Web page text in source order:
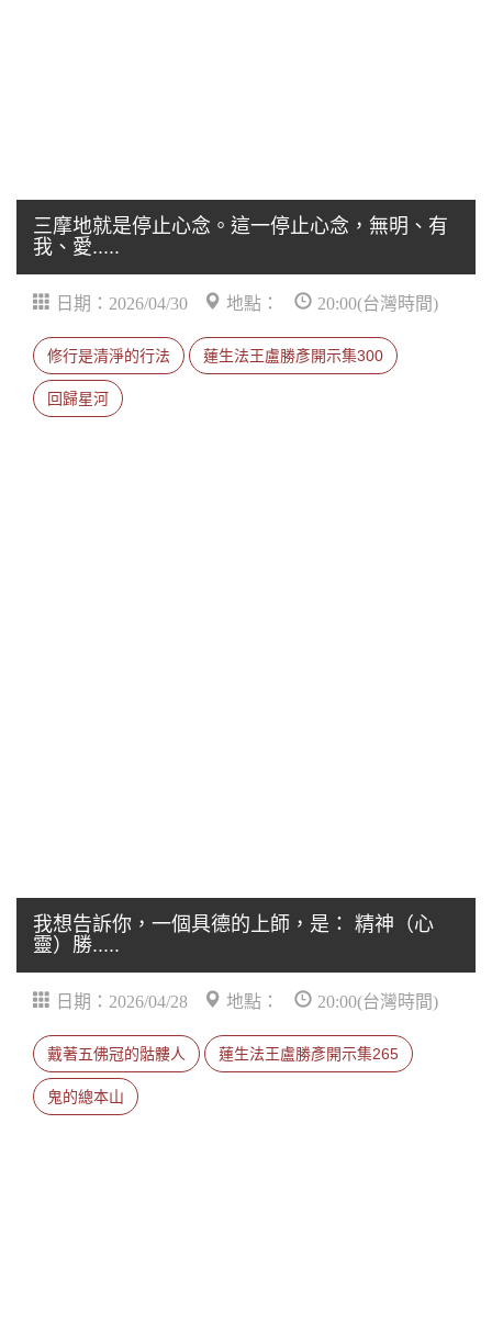
三摩地就是停止心念。這一停止心念，無明、有
我、愛.....
日期：2026/04/30 地點： 20:00(台灣時間)
修行是清淨的行法 蓮生法王盧勝彥開示集300
回歸星河
我想告訴你，一個具德的上師，是： 精神（心
靈）勝.....
日期：2026/04/28 地點： 20:00(台灣時間)
戴著五佛冠的骷髏人 蓮生法王盧勝彥開示集265
鬼的總本山